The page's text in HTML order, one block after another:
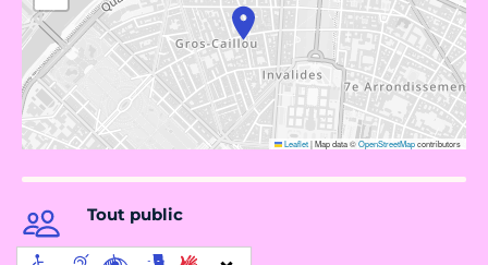
Leaflet|Map data ©OpenStreetMapcontributors
Tout public